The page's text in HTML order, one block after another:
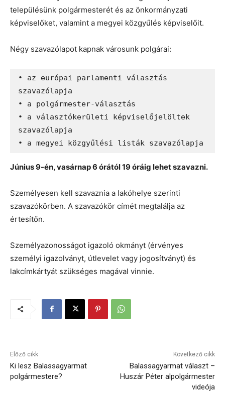
településünk polgármesterét és az önkormányzati
képviselőket, valamint a megyei közgyűlés képviselőit.
Négy szavazólapot kapnak városunk polgárai:
• az európai parlamenti választás
szavazólapja
• a polgármester-választás
• a választókerületi képviselőjelöltek
szavazólapja
Június 9-én, vasárnap 6 órától 19 óráig lehet szavazni.
Személyesen kell szavaznia a lakóhelye szerinti
szavazókörben. A szavazókör címét megtalálja az
értesítőn.
Személyazonosságot igazoló okmányt (érvényes
személyi igazolványt, útlevelet vagy jogosítványt) és
lakcímkártyát szükséges magával vinnie.
Előző cikk
Ki lesz Balassagyarmat
polgármestere?
Következő cikk
Balassagyarmat választ –
Huszár Péter alpolgármester
videója